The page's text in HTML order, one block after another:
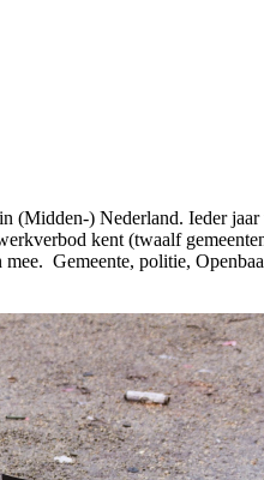
(Midden-) Nederland. Ieder
kent (twaalf
Gemeente, politie,